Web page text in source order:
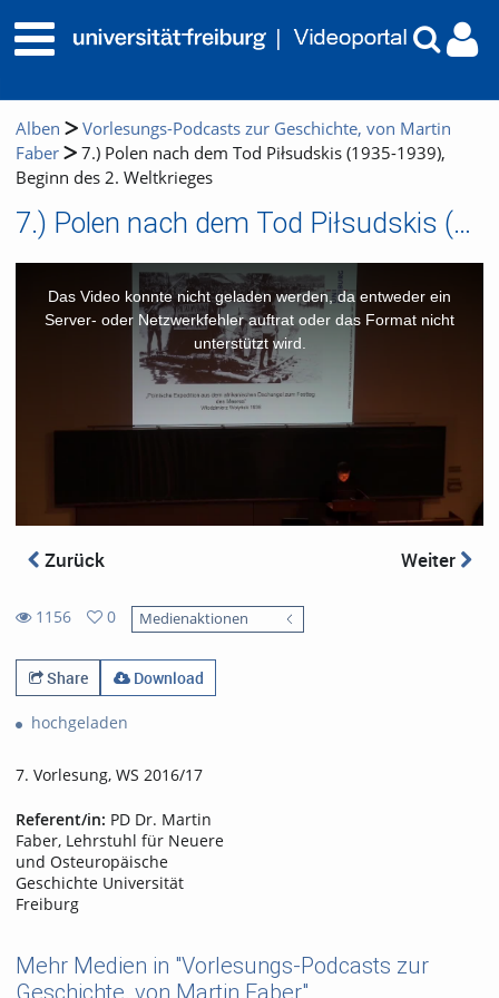
Alben
Vorlesungs-Podcasts zur Geschichte, von Martin
Faber
7.) Polen nach dem Tod Piłsudskis (1935-1939),
Beginn des 2. Weltkrieges
7.) Polen nach dem Tod Piłsudskis (1935-1939), Beginn des 2. Weltkrieges
window.
Das Video konnte nicht geladen werden, da entweder ein
Server- oder Netzwerkfehler auftrat oder das Format nicht
unterstützt wird.
Zurück Weiter
1156
views
0
favorites
Medienaktionen
Share Download
hochgeladen
7. Vorlesung, WS 2016/17
Referent/in: PD Dr. Martin
Faber, Lehrstuhl für Neuere
und Osteuropäische
Geschichte Universität
Freiburg
Mehr Medien in "Vorlesungs-Podcasts zur